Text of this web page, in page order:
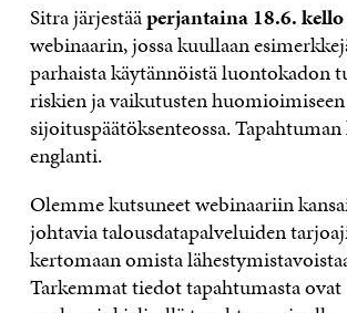
Sitra järjestääperjantaina 18.6.
webinaarin, jossa kuullaan
parhaista käytännöistä luontokadon
riskien ja vaikutusten huomioimiseen
sijoituspäätöksenteossa.
englanti.
Olemme kutsuneet webinaariin
johtavia talousdatapalveluiden
kertomaan omista
Tarkemmat tiedot tapahtumasta ovat